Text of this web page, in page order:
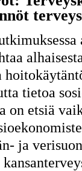
tietoa
on etsiä
ja